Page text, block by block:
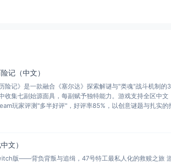
记（中文）
险记》是一款融合《塞尔达》探索解谜与"类魂"战斗机制
收集七副始源面具，每副赋予独特能力。游戏支持全区中
玩家评测"多半好评"，好评率85%，以创意谜题与扎实的
文）
版——背负背叛与追缉，47号特工最私人化的救赎之旅